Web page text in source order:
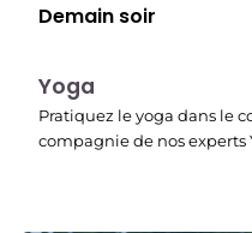
Demain soir
00:15
Yoga
Pratiquez le yoga dans le
compagnie de nos experts